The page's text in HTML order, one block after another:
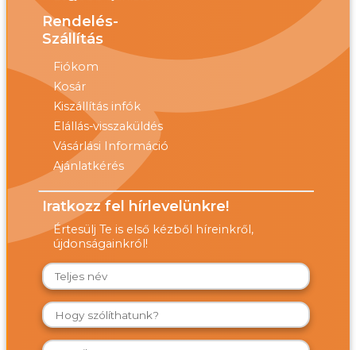
Rendelés-
Szállítás
Fiókom
Kosár
Kiszállítás infók
Elállás-visszaküldés
Vásárlási Információ
Ajánlatkérés
Iratkozz fel hírlevelünkre!
Értesülj Te is első kézből híreinkről,
újdonságainkról!